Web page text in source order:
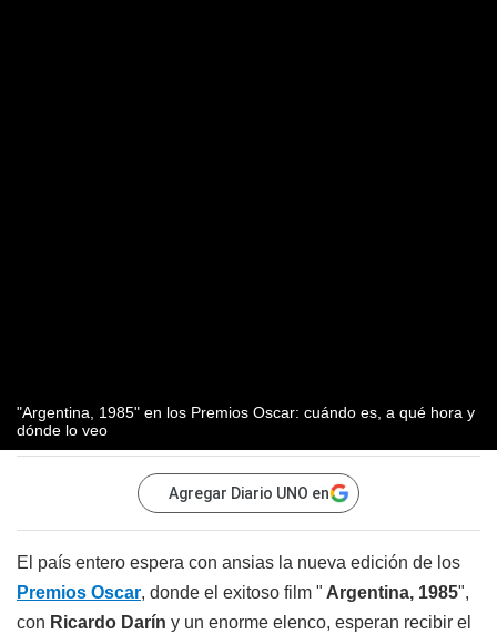
"Argentina, 1985" en los Premios Oscar: cuándo es, a qué hora y
dónde lo veo
Agregar Diario UNO en
El país entero espera con ansias la nueva edición de los
Premios Oscar, donde el exitoso film " Argentina, 1985",
con Ricardo Darín y un enorme elenco, esperan recibir el